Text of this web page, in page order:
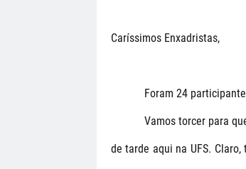
Caríssimos Enxadristas,
Foram 24
Vamos torcer para
de tarde aqui na UFS.